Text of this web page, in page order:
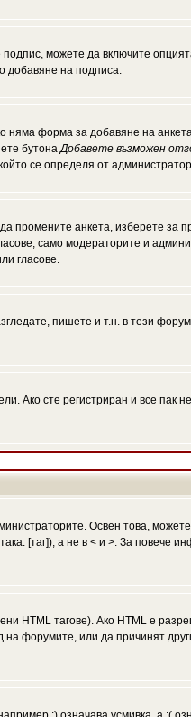
можете да включите
добавяне на подписа.
форма за добавяне на
бутонаДобавете възможен
се определя от
анкета, изберете за
само модераторите и
гласове.
пишете и т.н. в тези
Ако сте регистриран и все пак
Освен това,
[таг]), а не в < и >. За повече
HTML тагове). Ако HTML е
форумите, или да причинят